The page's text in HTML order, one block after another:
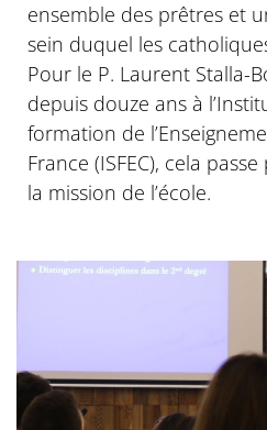
ensemble des prêtres et
sein duquel les
Pour le P. Laurent Stalla-
depuis douze ans à
formation de
France (ISFEC), cela
la mission de l’école.